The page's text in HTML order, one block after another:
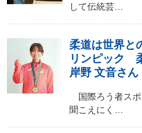
して伝統芸…
柔道は世界と
リンピック
岸野 文音さん
国際ろう者スポ
聞こえにく…